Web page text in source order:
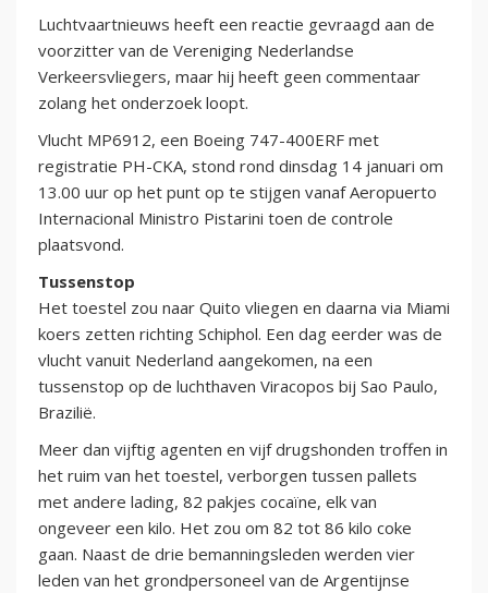
Luchtvaartnieuws heeft een reactie gevraagd aan de
voorzitter van de Vereniging Nederlandse
Verkeersvliegers, maar hij heeft geen commentaar
zolang het onderzoek loopt.
Vlucht MP6912, een Boeing 747-400ERF met
registratie PH-CKA, stond rond dinsdag 14 januari om
13.00 uur op het punt op te stijgen vanaf Aeropuerto
Internacional Ministro Pistarini toen de controle
plaatsvond.
Tussenstop
Het toestel zou naar Quito vliegen en daarna via Miami
koers zetten richting Schiphol. Een dag eerder was de
vlucht vanuit Nederland aangekomen, na een
tussenstop op de luchthaven Viracopos bij Sao Paulo,
Brazilië.
Meer dan vijftig agenten en vijf drugshonden troffen in
het ruim van het toestel, verborgen tussen pallets
met andere lading, 82 pakjes cocaïne, elk van
ongeveer een kilo. Het zou om 82 tot 86 kilo coke
gaan. Naast de drie bemanningsleden werden vier
leden van het grondpersoneel van de Argentijnse